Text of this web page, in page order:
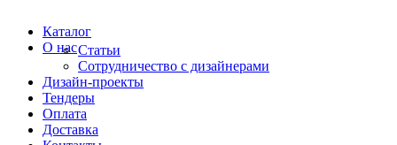
Каталог
О насСтатьи
Сотрудничество с дизайнерами
Дизайн-проекты
Тендеры
Оплата
Доставка